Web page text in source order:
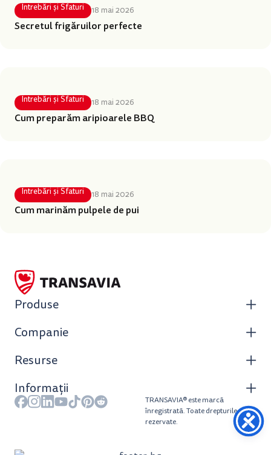
Întrebări și Sfaturi 18 mai 2026
Secretul frigăruilor perfecte
Întrebări și Sfaturi 18 mai 2026
Cum preparăm aripioarele BBQ
Întrebări și Sfaturi 18 mai 2026
Cum marinăm pulpele de pui
Produse
Companie
Resurse
Informații
TRANSAVIA® este marcă
înregistrată. Toate drepturile
rezervate.